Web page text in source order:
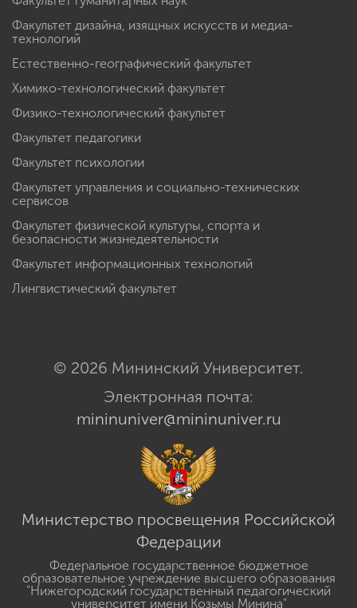
Факультет дизайна, изящных искусств и медиа-
технологий
Естественно-географический факультет
Химико-технологический факультет
Физико-технологический факультет
Факультет педагогики
Факультет психологии
Факультет управления и социально-технических
сервисов
Факультет физической культуры, спорта и
безопасности жизнедеятельности
Факультет информационных технологий
Лингвистический факультет
© 2026 Мининский Университет.
Электронная почта:
mininuniver@mininuniver.ru
Министерство просвещения Российской
Федерации
Федеральное государственное бюджетное
образовательное учреждение высшего образования
"Нижегородский государственный педагогический
университет имени Козьмы Минина"